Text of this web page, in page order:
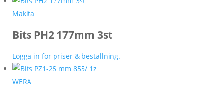
Makita
Bits PH2 177mm 3st
Logga in för priser & beställning.
WERA